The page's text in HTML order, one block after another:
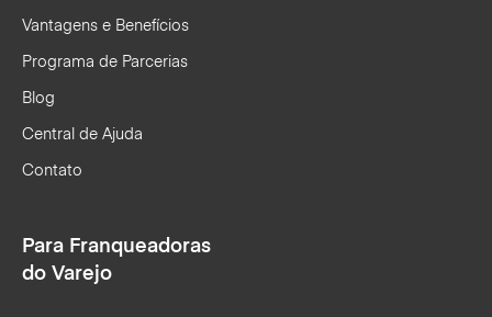
Vantagens e Benefícios
Programa de Parcerias
Blog
Central de Ajuda
Contato
Para Franqueadoras
do Varejo